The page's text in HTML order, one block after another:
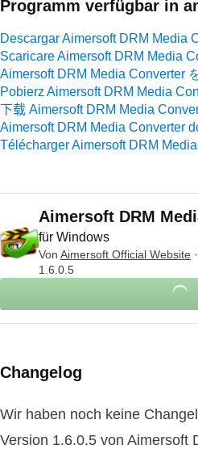
Programm verfügbar in
Descargar Aimersoft DRM Media
Scaricare Aimersoft DRM Media
Aimersoft DRM Media Converter
Pobierz Aimersoft DRM Media
下载 Aimersoft DRM Media
Aimersoft DRM Media Converter
Télécharger Aimersoft DRM
Aimersoft DRM
für Windows
Von Aimersoft Official Website
1.6.0.5
Changelog
Wir haben noch keine
Version 1.6.0.5 von Aimersoft